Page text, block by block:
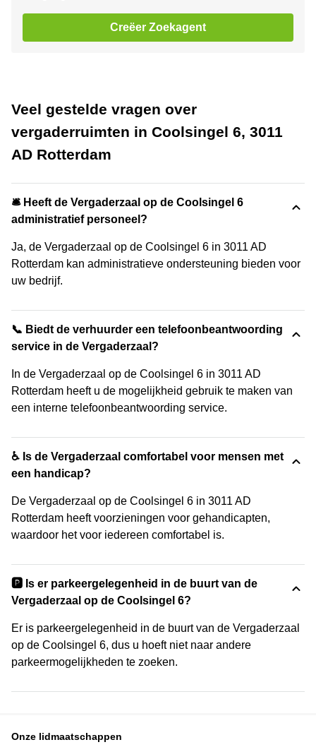
Creëer Zoekagent
Veel gestelde vragen over
vergaderruimten in Coolsingel 6, 3011
AD Rotterdam
🛎 Heeft de Vergaderzaal op de Coolsingel 6
administratief personeel?
Ja, de Vergaderzaal op de Coolsingel 6 in 3011 AD
Rotterdam kan administratieve ondersteuning bieden voor
uw bedrijf.
📞 Biedt de verhuurder een telefoonbeantwoording
service in de Vergaderzaal?
In de Vergaderzaal op de Coolsingel 6 in 3011 AD
Rotterdam heeft u de mogelijkheid gebruik te maken van
een interne telefoonbeantwoording service.
♿ Is de Vergaderzaal comfortabel voor mensen met
een handicap?
De Vergaderzaal op de Coolsingel 6 in 3011 AD
Rotterdam heeft voorzieningen voor gehandicapten,
waardoor het voor iedereen comfortabel is.
🅿️ Is er parkeergelegenheid in de buurt van de
Vergaderzaal op de Coolsingel 6?
Er is parkeergelegenheid in de buurt van de Vergaderzaal
op de Coolsingel 6, dus u hoeft niet naar andere
parkeermogelijkheden te zoeken.
Onze lidmaatschappen